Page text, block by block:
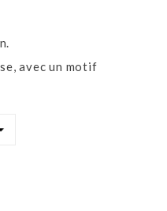
avec un motif